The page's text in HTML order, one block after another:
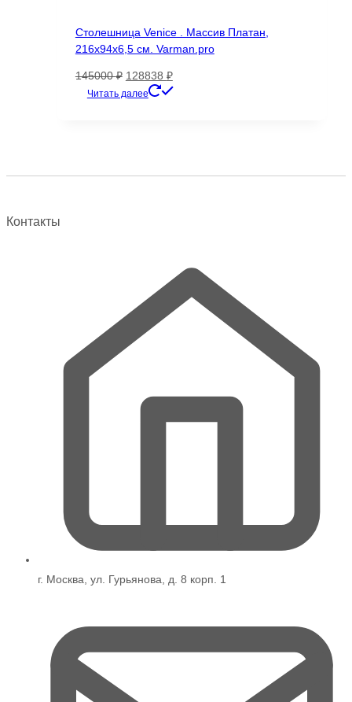
Столешница Venice . Массив Платан,
216х94х6,5 см. Varman.pro
145000₽ Первоначальная
цена
128838 ₽Текущая
цена:
Читать далее
Контакты
г. Москва, ул. Гурьянова, д. 8 корп. 1